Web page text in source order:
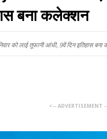
बना कलेक्शन
को लाई तूफानी आंधी, 9वें दिन इतिहास
<-- ADVERTISEMENT